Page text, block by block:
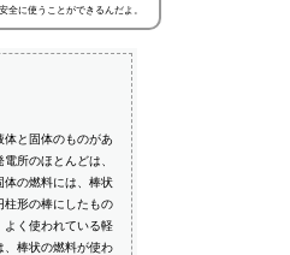
全に使うことができるんだよ。
体と固体のものがあ
所のほとんどは、
体の燃料には、棒状
柱形の棒にしたもの
よく使われている軽
、棒状の燃料が使わ